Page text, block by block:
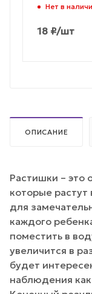
Нет в
18 ₽/шт
ОПИСАНИЕ
Растишки – это
которые
для
каждого
поместить в
увеличится в
будет
наблюдения